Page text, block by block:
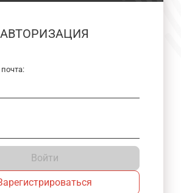
АВТОРИЗАЦИЯ
Войти